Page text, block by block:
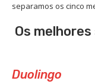
separamos os cinco
Os
Duolingo